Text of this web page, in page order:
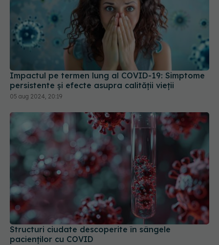
Impactul pe termen lung al COVID-19: Simptome
persistente și efecte asupra calității vieții
05 aug 2024, 20:19
Structuri ciudate descoperite în sângele
pacienților cu COVID